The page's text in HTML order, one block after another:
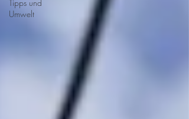
Tipps und
Umwelt